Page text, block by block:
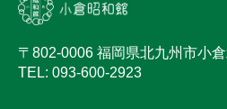
〒802-0006 福岡県北九州市小
TEL: 093-600-2923